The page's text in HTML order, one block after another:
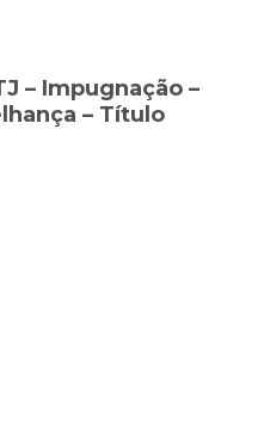
– Impugnação –
– Título